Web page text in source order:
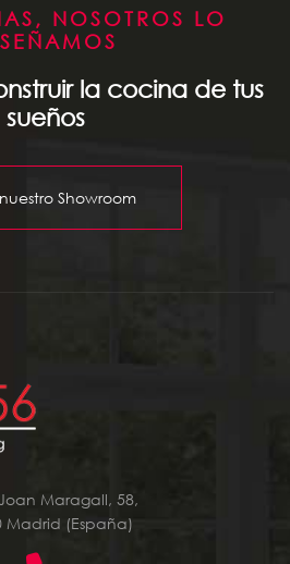
NOSOTROS LO
la cocina de tus
sueños
Showroom
Maragall, 58,
Madrid (España)